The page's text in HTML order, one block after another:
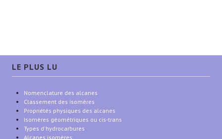
LE PLUS LU
Nomenclature des alcanes
Classement des isomères
Propriétés physiques des alcanes
Isomères géométriques ou cis-trans
Types d'hydrocarbures
Alcanes isomères